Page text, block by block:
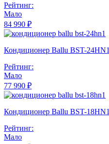
Рейтинг:
Мало
84 990 ₽
Кондиционер Ballu BST-24HN1
Рейтинг:
Мало
77 990 ₽
Кондиционер Ballu BST-18HN1
Рейтинг:
Мало